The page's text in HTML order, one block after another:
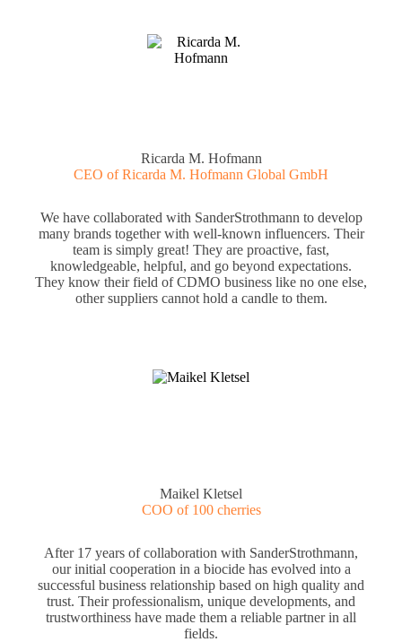
Ricarda M. Hofmann
CEO of Ricarda M. Hofmann Global GmbH
We have collaborated with SanderStrothmann to develop
many brands together with well-known influencers. Their
team is simply great! They are proactive, fast,
knowledgeable, helpful, and go beyond expectations.
They know their field of CDMO business like no one else,
other suppliers cannot hold a candle to them.
Maikel Kletsel
COO of 100 cherries
After 17 years of collaboration with SanderStrothmann,
our initial cooperation in a biocide has evolved into a
successful business relationship based on high quality and
trust. Their professionalism, unique developments, and
trustworthiness have made them a reliable partner in all
fields.